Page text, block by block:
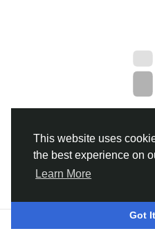
This website uses
the best experience on
Learn More
Got
Popular Posts
Discover Posts